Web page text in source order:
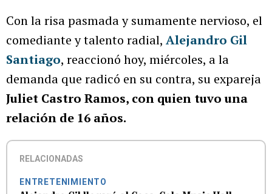
Con la risa pasmada y sumamente nervioso, el
comediante y talento radial, Alejandro Gil
Santiago, reaccionó hoy, miércoles, a la
demanda que radicó en su contra, su expareja
Juliet Castro Ramos, con quien tuvo una
relación de 16 años.
RELACIONADAS
ENTRETENIMIENTO